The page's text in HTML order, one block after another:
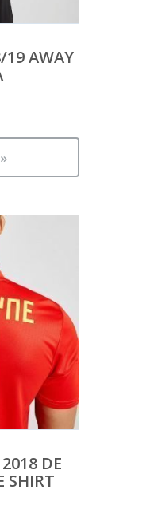
19 AWAY
DE
SHIRT